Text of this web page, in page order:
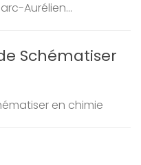
Aurélien...
Schématiser
en chimie